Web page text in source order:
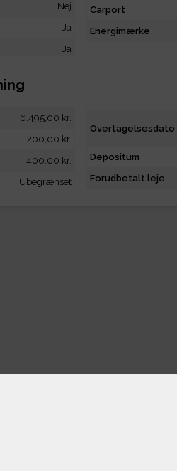
Nej
Ja
Ja
Carport
Energimærke
6.495,00 kr.
200,00 kr.
400,00 kr.
Ubegrænset
Overtagelsesdato
Depositum
Forudbetalt leje